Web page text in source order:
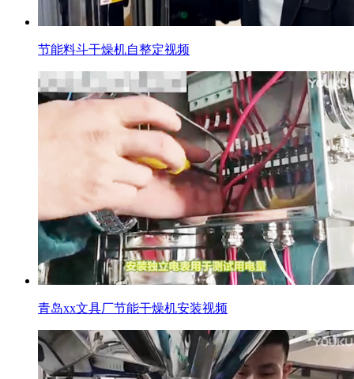
节能料斗干燥机自整定视频
青岛xx文具厂节能干燥机安装视频